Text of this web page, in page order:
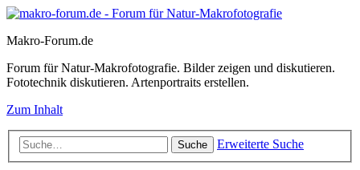
Makro-Forum.de
Forum für Natur-Makrofotografie. Bilder zeigen und diskutieren.
Fototechnik diskutieren. Artenportraits erstellen.
Zum Inhalt
Suche Erweiterte Suche